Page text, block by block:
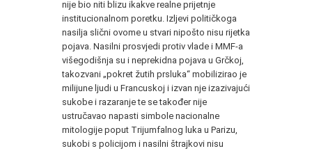
nije bio niti blizu ikakve realne prijetnje
institucionalnom poretku. Izljevi političkoga
nasilja slični ovome u stvari nipošto nisu rijetka
pojava. Nasilni prosvjedi protiv vlade i MMF-a
višegodišnja su i neprekidna pojava u Grčkoj,
takozvani „pokret žutih prsluka“ mobilizirao je
milijune ljudi u Francuskoj i izvan nje izazivajući
sukobe i razaranje te se također nije
ustručavao napasti simbole nacionalne
mitologije poput Trijumfalnog luka u Parizu,
sukobi s policijom i nasilni štrajkovi nisu